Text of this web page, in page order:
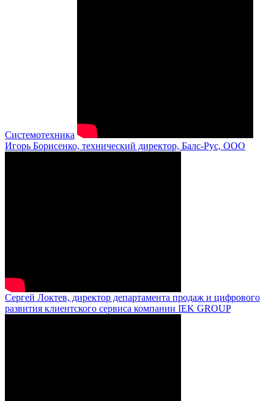
Системотехника
Игорь Борисенко, технический директор, Балс-Рус, ООО
Сергей Локтев, директор департамента продаж и цифрового
развития клиентского сервиса компании IEK GROUP